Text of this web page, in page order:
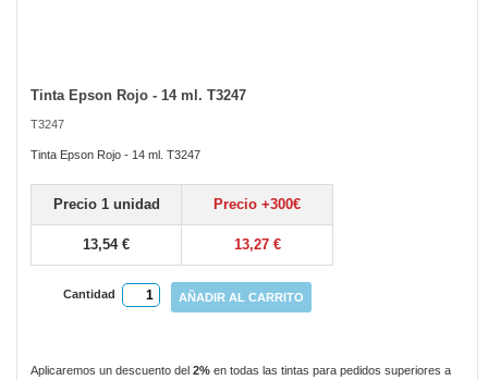
Tinta Epson Rojo - 14 ml. T3247
T3247
Tinta Epson Rojo - 14 ml. T3247
Precio 1 unidad Precio +300€
13,54 € 13,27 €
Cantidad AÑADIR AL CARRITO
Aplicaremos un descuento del 2% en todas las tintas para pedidos superiores a
Skip
the
beginning
the
images
gallery